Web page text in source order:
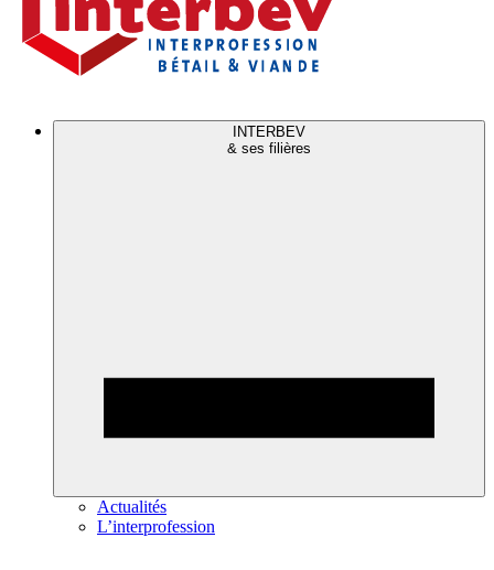
INTERBEV
& ses filières
Actualités
L’interprofession